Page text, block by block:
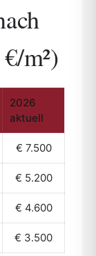
m²)
2026
aktuell
€ 7.500
€ 5.200
€ 4.600
€ 3.500